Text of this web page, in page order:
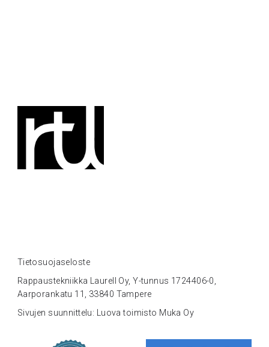
Tietosuojaseloste
Rappaustekniikka Laurell Oy, Y-tunnus 1724406-0,
Aarporankatu 11, 33840 Tampere
Sivujen suunnittelu: Luova toimisto Muka Oy